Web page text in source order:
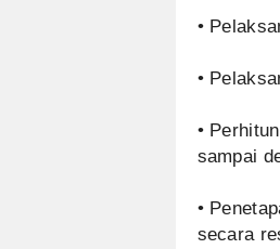
•
•
•
sampai
•
secara